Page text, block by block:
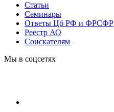
Статьи
Cеминары
Ответы Цб РФ и ФРСФР
Реестр АО
Соискателям
Мы в соцсетях